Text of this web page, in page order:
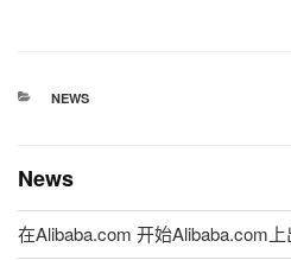
分
NEWS
News
在Alibaba.com 开始Alibaba.com